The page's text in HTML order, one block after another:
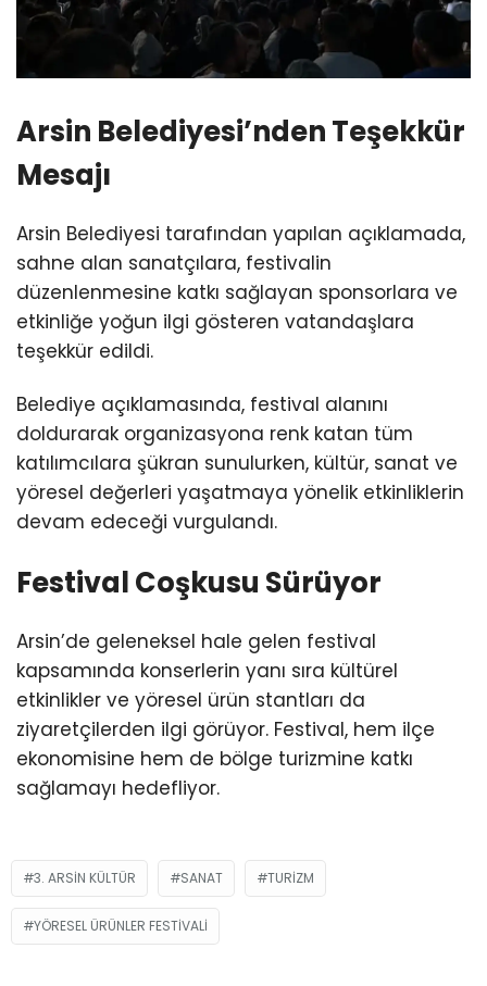
Arsin Belediyesi’nden Teşekkür
Mesajı
Arsin Belediyesi tarafından yapılan açıklamada,
sahne alan sanatçılara, festivalin
düzenlenmesine katkı sağlayan sponsorlara ve
etkinliğe yoğun ilgi gösteren vatandaşlara
teşekkür edildi.
Belediye açıklamasında, festival alanını
doldurarak organizasyona renk katan tüm
katılımcılara şükran sunulurken, kültür, sanat ve
yöresel değerleri yaşatmaya yönelik etkinliklerin
devam edeceği vurgulandı.
Festival Coşkusu Sürüyor
Arsin’de geleneksel hale gelen festival
kapsamında konserlerin yanı sıra kültürel
etkinlikler ve yöresel ürün stantları da
ziyaretçilerden ilgi görüyor. Festival, hem ilçe
ekonomisine hem de bölge turizmine katkı
sağlamayı hedefliyor.
3. ARSIN KÜLTÜR SANAT TURIZM
YÖRESEL ÜRÜNLER FESTIVALI